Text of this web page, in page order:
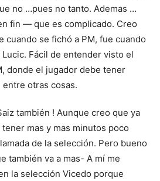
no …pues no tanto. Ademas …
fin — que es complicado. Creo
cuando se fichó a PM, fue cuando
Fácil de entender visto el
donde el jugador debe tener
otras cosas.
también ! Aunque creo que ya
tener mas y mas minutos poco
de la selección. Pero bueno
también va a mas- A mí me
la selección Vicedo porque